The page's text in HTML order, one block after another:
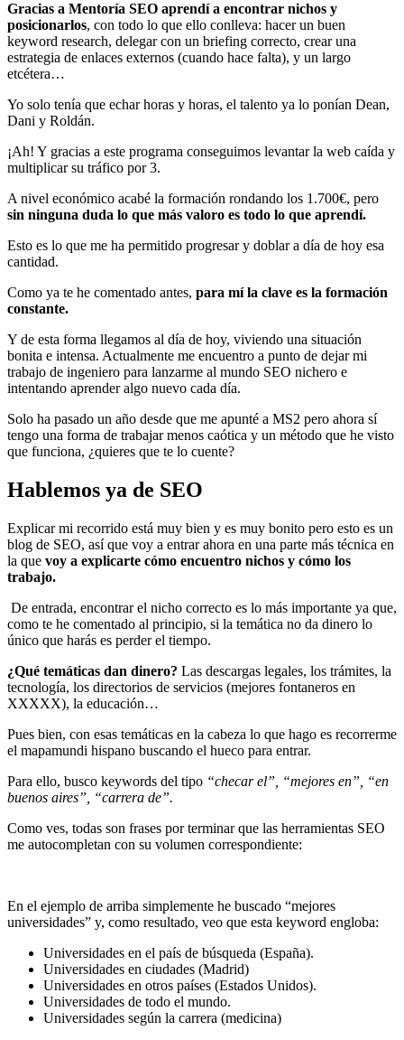
Gracias a Mentoría SEO aprendí a encontrar nichos y
posicionarlos, con todo lo que ello conlleva: hacer un buen
keyword research, delegar con un briefing correcto, crear una
estrategia de enlaces externos (cuando hace falta), y un largo
etcétera…
Yo solo tenía que echar horas y horas, el talento ya lo ponían Dean,
Dani y Roldán.
¡Ah! Y gracias a este programa conseguimos levantar la web caída y
multiplicar su tráfico por 3.
A nivel económico acabé la formación rondando los 1.700€, pero
sin ninguna duda lo que más valoro es todo lo que aprendí.
Esto es lo que me ha permitido progresar y doblar a día de hoy esa
cantidad.
Como ya te he comentado antes, para mí la clave es la formación
constante.
Y de esta forma llegamos al día de hoy, viviendo una situación
bonita e intensa. Actualmente me encuentro a punto de dejar mi
trabajo de ingeniero para lanzarme al mundo SEO nichero e
intentando aprender algo nuevo cada día.
Solo ha pasado un año desde que me apunté a MS2 pero ahora sí
tengo una forma de trabajar menos caótica y un método que he visto
que funciona, ¿quieres que te lo cuente?
Hablemos ya de SEO
Explicar mi recorrido está muy bien y es muy bonito pero esto es un
blog de SEO, así que voy a entrar ahora en una parte más técnica en
la que voy a explicarte cómo encuentro nichos y cómo los
trabajo.
De entrada, encontrar el nicho correcto es lo más importante ya que,
como te he comentado al principio, si la temática no da dinero lo
único que harás es perder el tiempo.
¿Qué temáticas dan dinero? Las descargas legales, los trámites, la
tecnología, los directorios de servicios (mejores fontaneros en
XXXXX), la educación…
Pues bien, con esas temáticas en la cabeza lo que hago es recorrerme
el mapamundi hispano buscando el hueco para entrar.
Para ello, busco keywords del tipo “checar el”, “mejores en”, “en
buenos aires”, “carrera de”.
Como ves, todas son frases por terminar que las herramientas SEO
me autocompletan con su volumen correspondiente:
En el ejemplo de arriba simplemente he buscado “mejores
universidades” y, como resultado, veo que esta keyword engloba:
Universidades en el país de búsqueda (España).
Universidades en ciudades (Madrid)
Universidades en otros países (Estados Unidos).
Universidades de todo el mundo.
Universidades según la carrera (medicina)